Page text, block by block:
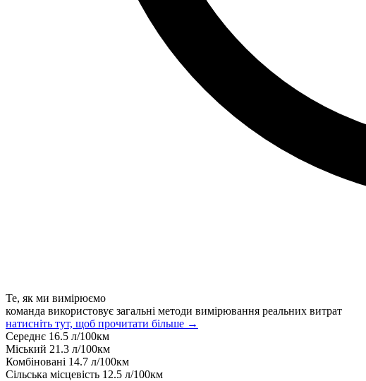
Те, як ми вимірюємо
команда використовує загальні методи вимірювання реальних витрат
натисніть тут, щоб прочитати більше →
Середнє 16.5 л/100км
Міський 21.3 л/100км
Комбіновані 14.7 л/100км
Сільська місцевість 12.5 л/100км